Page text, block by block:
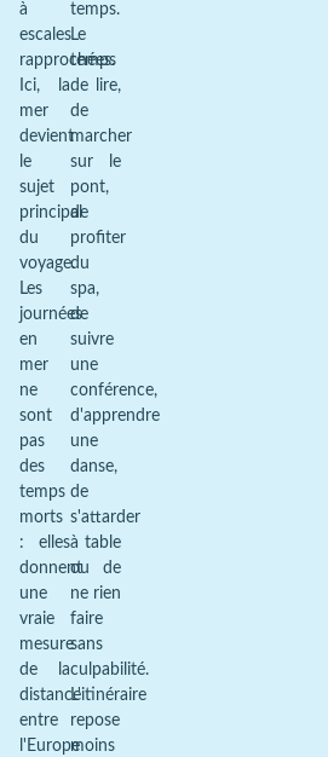
à
escales
rapprochées.
Ici, la
mer
devient
le
sujet
principal
du
voyage.
Les
journées
en
mer
ne
sont
pas
des
temps
morts
: elles
donnent
une
vraie
mesure
de la
distance
entre
l'Europe
temps.
Le
temps
de lire,
de
marcher
sur le
pont,
de
profiter
du
spa,
de
suivre
une
conférence,
d'apprendre
une
danse,
de
s'attarder
à table
ou de
ne rien
faire
sans
culpabilité.
L'itinéraire
repose
moins